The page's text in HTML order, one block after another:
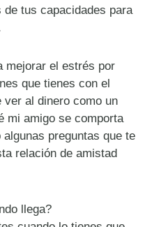
tus capacidades para
mejorar el estrés por
que tienes con el
ver al dinero como un
mi amigo se comporta
preguntas que te
relación de amistad
llega?